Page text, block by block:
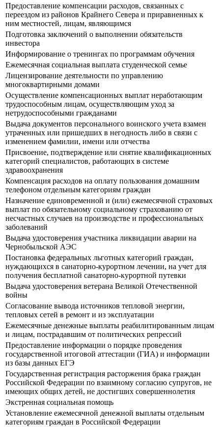
Предоставление компенсации расходов, связанных с
переездом из районов Крайнего Севера и приравненных к
ним местностей, лицам, являющимся
Подготовка заключений о выполнении обязательств
инвестора
Информирование о тренингах по программам обучения
Ежемесячная социальная выплата студенческой семье
Лицензирование деятельности по управлению
многоквартирными домами
Осуществление компенсационных выплат неработающим
трудоспособным лицам, осуществляющим уход за
нетрудоспособными гражданами
Выдача документов персонального воинского учета взамен
утраченных или пришедших в негодность либо в связи с
изменением фамилии, имени или отчества
Присвоение, подтверждение или снятие квалификационных
категорий специалистов, работающих в системе
здравоохранения
Компенсация расходов на оплату пользования домашним
телефоном отдельным категориям граждан
Назначение единовременной и (или) ежемесячной страховых
выплат по обязательному социальному страхованию от
несчастных случаев на производстве и профессиональных
заболеваний
Выдача удостоверения участника ликвидации аварии на
Чернобыльской АЭС
Постановка федеральных льготных категорий граждан,
нуждающихся в санаторно-курортном лечении, на учет для
получения бесплатной санаторно-курортной путевки
Выдача удостоверения ветерана Великой Отечественной
войны
Согласование вывода источников тепловой энергии,
тепловых сетей в ремонт и из эксплуатации
Ежемесячные денежные выплаты реабилитированным лицам
и лицам, пострадавшим от политических репрессий
Предоставление информации о порядке проведения
государственной итоговой аттестации (ГИА) и информации
из базы данных ЕГЭ
Государственная регистрация расторжения брака граждан
Российской Федерации по взаимному согласию супругов, не
имеющих общих детей, не достигших совершеннолетия
Экстренная социальная помощь
Установление ежемесячной денежной выплаты отдельным
категориям граждан в Российской Федерации